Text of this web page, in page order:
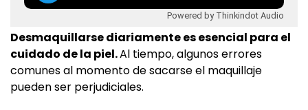
Powered by Thinkindot Audio
Desmaquillarse diariamente es esencial para el
cuidado de la piel.Al tiempo, algunos errores
comunes al momento de sacarse el maquillaje
pueden ser perjudiciales.